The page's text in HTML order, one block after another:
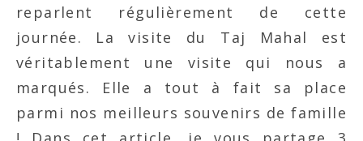
reparlent régulièrement de cette
journée. La visite du Taj Mahal est
véritablement une visite qui nous a
marqués. Elle a tout à fait sa place
parmi nos meilleurs souvenirs de famille